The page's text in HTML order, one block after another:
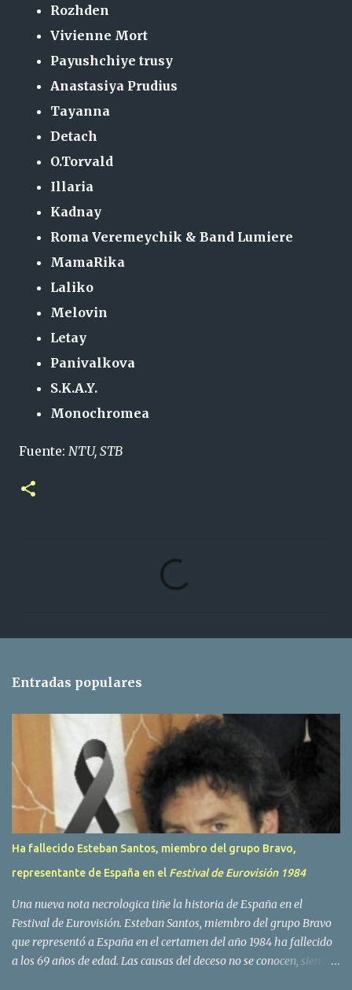
Rozhden
Vivienne Mort
Payushchiye trusy
Anastasiya Prudius
Tayanna
Detach
O.Torvald
Illaria
Kadnay
Roma Veremeychik & Band Lumiere
MamaRika
Laliko
Melovin
Letay
Panivalkova
S.K.A.Y.
Monochromea
Fuente: NTU, STB
r
s
Entradas populares
Ha fallecido Esteban Santos, miembro del grupo Bravo,
representante de España en el Festival de Eurovisión 1984
Una nueva nota necrologica tiñe la historia de España en el
Festival de Eurovisión. Esteban Santos, miembro del grupo Bravo
que representó a España en el certamen del año 1984 ha fallecido
a los 69 años de edad. Las causas del deceso no se conocen, siendo